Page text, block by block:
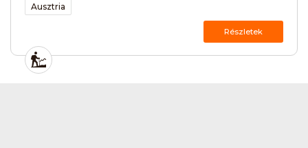
Ausztria
Részletek